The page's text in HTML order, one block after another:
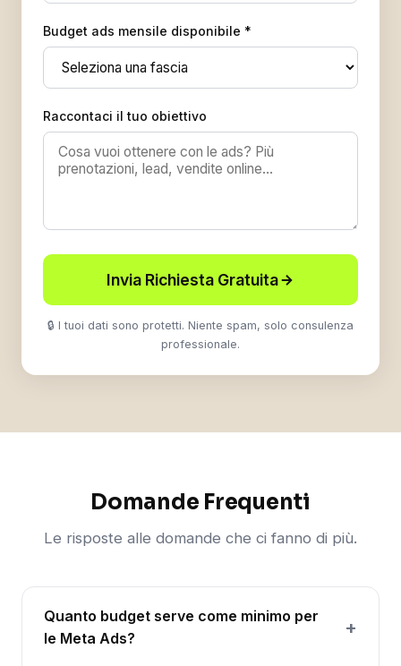
Budget ads mensile disponibile *
Raccontaci il tuo obiettivo
Invia Richiesta Gratuita
🔒 I tuoi dati sono protetti. Niente spam, solo consulenza
professionale.
Domande Frequenti
Le risposte alle domande che ci fanno di più.
Quanto budget serve come minimo per
le Meta Ads?